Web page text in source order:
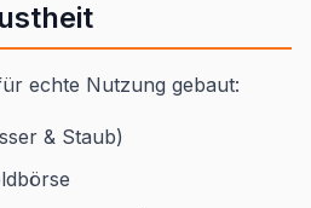
echte Nutzung gebaut:
& Staub)